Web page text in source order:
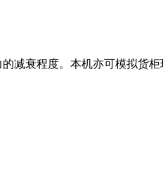
衰程度。本机亦可模拟货柜